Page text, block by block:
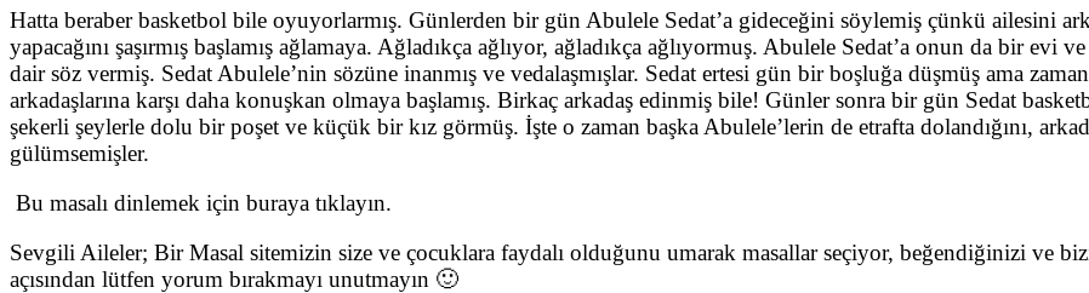
Hatta beraber basketbol bile oyuyorlarmış. Günlerden bir gün Abulele Sedat’a gideceğini söylemiş çünkü ailesini
yapacağını şaşırmış başlamış ağlamaya. Ağladıkça ağlıyor, ağladıkça ağlıyormuş. Abulele Sedat’a onun da bir
dair söz vermiş. Sedat Abulele’nin sözüne inanmış ve vedalaşmışlar. Sedat ertesi gün bir boşluğa düşmüş ama
arkadaşlarına karşı daha konuşkan olmaya başlamış. Birkaç arkadaş edinmiş bile! Günler sonra bir gün Sedat
şekerli şeylerle dolu bir poşet ve küçük bir kız görmüş. İşte o zaman başka Abulele’lerin de etrafta dolandığını,
gülümsemişler.
Bu masalı dinlemek için buraya tıklayın.
Sevgili Aileler; Bir Masal sitemizin size ve çocuklara faydalı olduğunu umarak masallar seçiyor, beğendiğinizi ve
açısından lütfen yorum bırakmayı unutmayın 🙂